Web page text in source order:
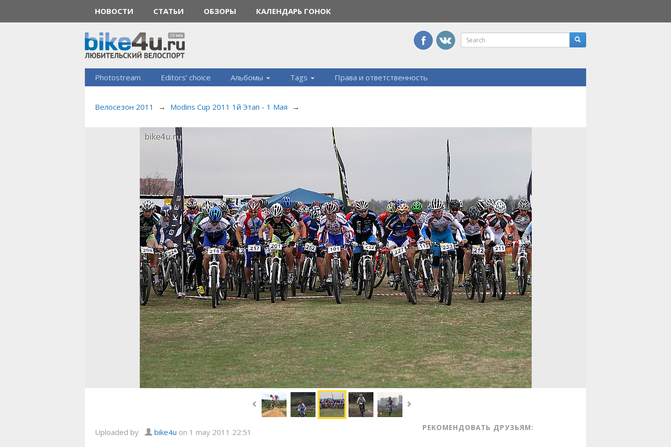
НОВОСТИ СТАТЬИ ОБЗОРЫ КАЛЕНДАРЬ ГОНОК
Photostream Editors’ choice Альбомы Tags Права и ответственность
Велосезон 2011 → Modins Cup 2011 1й Этап - 1 Мая →
Uploaded by bike4u on 1 may 2011 22:51 РЕКОМЕНДОВАТЬ ДРУЗЬЯМ: